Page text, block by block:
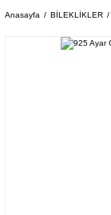
Anasayfa BİLEKLİKLER